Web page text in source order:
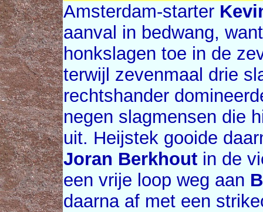
Amsterdam-starter
aanval in bedwang,
honkslagen toe in de
terwijl zevenmaal drie
rechtshander
negen slagmensen die
uit. Heijstek gooide
Joran Berkhoutin de
een vrije loop weg aan
daarna af met een